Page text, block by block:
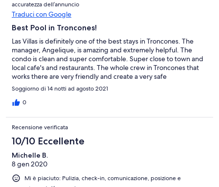
accuratezza dell’annuncio
Traduci con Google
Best Pool in Troncones!
Las Villas is definitely one of the best stays in Troncones. The
manager, Angelique, is amazing and extremely helpful. The
condo is clean and super comfortable. Super close to town and
local cafe's and restaurants. The whole crew in Troncones that
works there are very friendly and create a very safe
environment.
Soggiorno di 14 notti ad agosto 2021
0
Recensione verificata
10/10 Eccellente
Michelle B.
8 gen 2020
Mi è piaciuto: Pulizia, check-in, comunicazione, posizione e